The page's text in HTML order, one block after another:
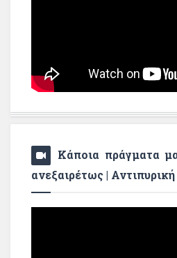
Κάποια πράγματα
ανεξαιρέτως |